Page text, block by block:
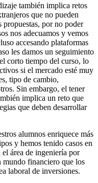
también implica retos
que no pueden
propuestas, por no poder
nos adecuamos y vemos
accesando plataformas
les damos un seguimiento
corto tiempo del curso, lo
si el mercado esté muy
tipo de cambio,
Sin embargo, el tener
implica un reto que
que deben desarrollar
alumnos enriquece más
y hemos tenido casos en
área de ingeniería por
mundo financiero que los
laboral de inversiones.